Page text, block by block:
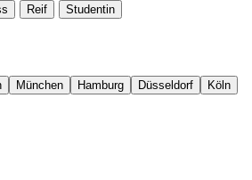
Reif Studentin
München Hamburg Düsseldorf
Köln